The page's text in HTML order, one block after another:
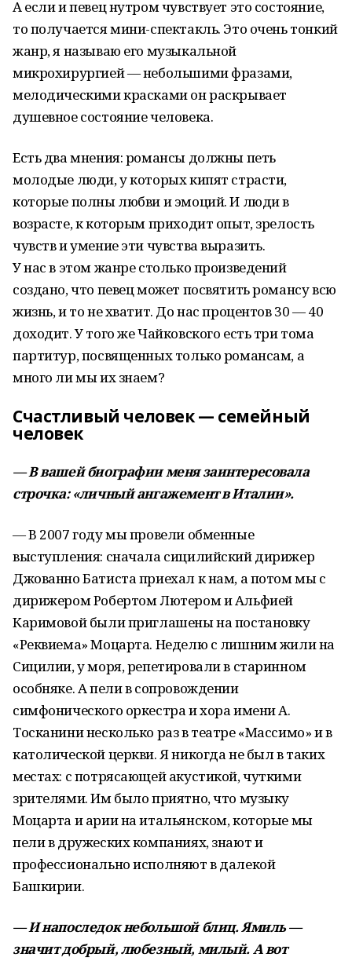
А если и певец нутром чувствует это состояние,
то получается мини-спектакль. Это очень тонкий
жанр, я называю его музыкальной
микрохирургией — небольшими фразами,
мелодическими красками он раскрывает
душевное состояние человека.
Есть два мнения: романсы должны петь
молодые люди, у которых кипят страсти,
которые полны любви и эмоций. И люди в
возрасте, к которым приходит опыт, зрелость
чувств и умение эти чувства выразить.
У нас в этом жанре столько произведений
создано, что певец может посвятить романсу всю
жизнь, и то не хватит. До нас процентов 30 — 40
доходит. У того же Чайковского есть три тома
партитур, посвященных только романсам, а
много ли мы их знаем?
Счастливый человек — семейный
человек
— В вашей биографии меня заинтересовала
строчка: «личный ангажемент в Италии».
— В 2007 году мы провели обменные
выступления: сначала сицилийский дирижер
Джованно Батиста приехал к нам, а потом мы с
дирижером Робертом Лютером и Альфией
Каримовой были приглашены на постановку
«Реквиема» Моцарта. Неделю с лишним жили на
Сицилии, у моря, репетировали в старинном
особняке. А пели в сопровождении
симфонического оркестра и хора имени А.
Тосканини несколько раз в театре «Массимо» и в
католической церкви. Я никогда не был в таких
местах: с потрясающей акустикой, чуткими
зрителями. Им было приятно, что музыку
Моцарта и арии на итальянском, которые мы
пели в дружеских компаниях, знают и
профессионально исполняют в далекой
Башкирии.
— И напоследок небольшой блиц. Ямиль —
значит добрый, любезный, милый. А вот